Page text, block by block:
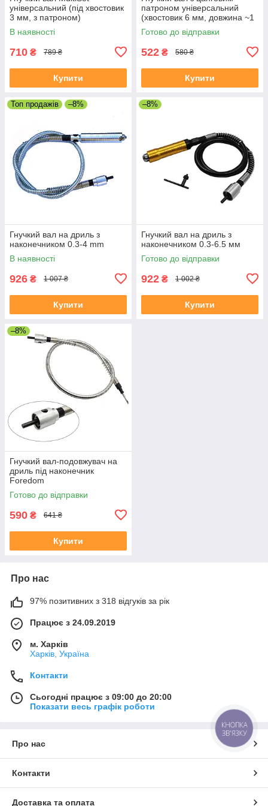
універсальний (під хвостовик
3 мм, з патроном)
В наявності
710 ₴ 789 ₴
Купити
патроном універсальний
(хвостовик 6 мм, довжина ~1
м)
Готово до відправки
522 ₴ 580 ₴
Купити
Топ продажів –8%
Гнучкий вал на дриль з
наконечником 0.3-4 mm
В наявності
926 ₴ 1 007 ₴
Купити
–8%
Гнучкий вал на дриль з
наконечником 0.3-6.5 мм
Готово до відправки
922 ₴ 1 002 ₴
Купити
–8%
Гнучкий вал-подовжувач на
дриль під наконечник
Foredom
Готово до відправки
590 ₴ 641 ₴
Купити
Про нас
97% позитивних з 318 відгуків за рік
Працює з 24.09.2019
м. Харків
Харків, Україна
Контакти
Сьогодні працює з 09:00 до 20:00
Показати весь графік роботи
Про нас
Контакти
Доставка та оплата
КНОПКА
ЗВ'ЯЗКУ